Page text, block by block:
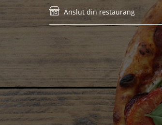
Anslut din restaurang